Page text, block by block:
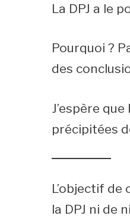
La DPJ a le
Pourquoi ?
des
J’espère
précipitées
L’objectif
la DPJ ni de